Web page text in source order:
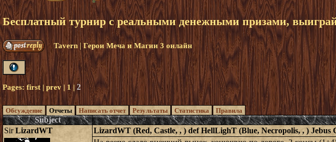
Бесплатный турнир с реальными денежными призами,
Tavern|Герои Меча и Магии 3 онлайн
Pages:first | prev | 1 |2
Обсуждение Отчеты Написать отчет Результаты Статистика Правила
Subject
SirLizardWT LizardWT (Red, Castle, , ) def HellLighT (Blue, Necropolis, , ) Jebus